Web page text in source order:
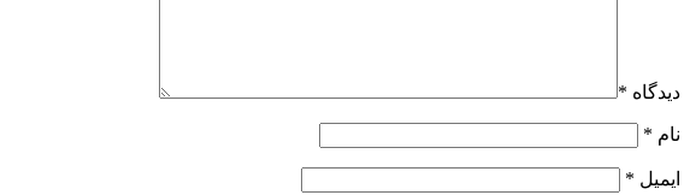
دیدگاه *
نام *
ایمیل *